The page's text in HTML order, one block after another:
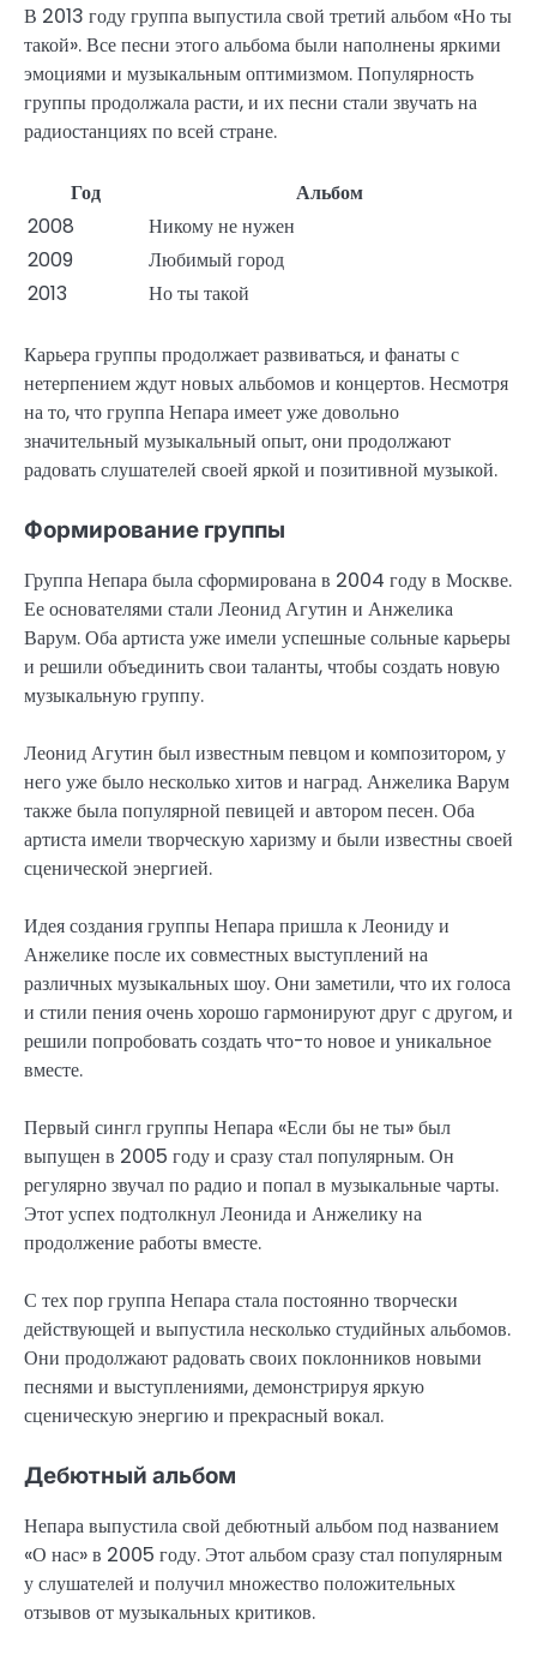
В 2013 году группа выпустила свой третий альбом «Но ты
такой». Все песни этого альбома были наполнены яркими
эмоциями и музыкальным оптимизмом. Популярность
группы продолжала расти, и их песни стали звучать на
радиостанциях по всей стране.
Год
Альбом
2008
Никому не нужен
2009
Любимый город
2013
Но ты такой
Карьера группы продолжает развиваться, и фанаты с
нетерпением ждут новых альбомов и концертов. Несмотря
на то, что группа Непара имеет уже довольно
значительный музыкальный опыт, они продолжают
радовать слушателей своей яркой и позитивной музыкой.
Формирование группы
Группа Непара была сформирована в 2004 году в Москве.
Ее основателями стали Леонид Агутин и Анжелика
Варум. Оба артиста уже имели успешные сольные карьеры
и решили объединить свои таланты, чтобы создать новую
музыкальную группу.
Леонид Агутин был известным певцом и композитором, у
него уже было несколько хитов и наград. Анжелика Варум
также была популярной певицей и автором песен. Оба
артиста имели творческую харизму и были известны своей
сценической энергией.
Идея создания группы Непара пришла к Леониду и
Анжелике после их совместных выступлений на
различных музыкальных шоу. Они заметили, что их голоса
и стили пения очень хорошо гармонируют друг с другом, и
решили попробовать создать что-то новое и уникальное
вместе.
Первый сингл группы Непара «Если бы не ты» был
выпущен в 2005 году и сразу стал популярным. Он
регулярно звучал по радио и попал в музыкальные чарты.
Этот успех подтолкнул Леонида и Анжелику на
продолжение работы вместе.
С тех пор группа Непара стала постоянно творчески
действующей и выпустила несколько студийных альбомов.
Они продолжают радовать своих поклонников новыми
песнями и выступлениями, демонстрируя яркую
сценическую энергию и прекрасный вокал.
Дебютный альбом
Непара выпустила свой дебютный альбом под названием
«О нас» в 2005 году. Этот альбом сразу стал популярным
у слушателей и получил множество положительных
отзывов от музыкальных критиков.